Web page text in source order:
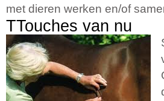
met dieren werken en/of
TTouches van nu